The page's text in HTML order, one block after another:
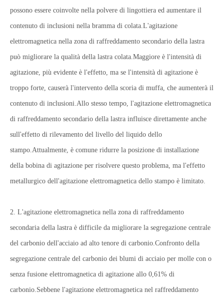
possono essere coinvolte nella polvere di lingottiera ed aumentare il
contenuto di inclusioni nella bramma di colata.L'agitazione
elettromagnetica nella zona di raffreddamento secondario della lastra
può migliorare la qualità della lastra colata.Maggiore è l'intensità di
agitazione, più evidente è l'effetto, ma se l'intensità di agitazione è
troppo forte, causerà l'intervento della scoria di muffa, che aumenterà il
contenuto di inclusioni.Allo stesso tempo, l'agitazione elettromagnetica
di raffreddamento secondario della lastra influisce direttamente anche
sull'effetto di rilevamento del livello del liquido dello
stampo.Attualmente, è comune ridurre la posizione di installazione
della bobina di agitazione per risolvere questo problema, ma l'effetto
metallurgico dell'agitazione elettromagnetica dello stampo è limitato.
2. L'agitazione elettromagnetica nella zona di raffreddamento
secondaria della lastra è difficile da migliorare la segregazione centrale
del carbonio dell'acciaio ad alto tenore di carbonio.Confronto della
segregazione centrale del carbonio dei blumi di acciaio per molle con o
senza fusione elettromagnetica di agitazione allo 0,61% di
carbonio.Sebbene l'agitazione elettromagnetica nel raffreddamento